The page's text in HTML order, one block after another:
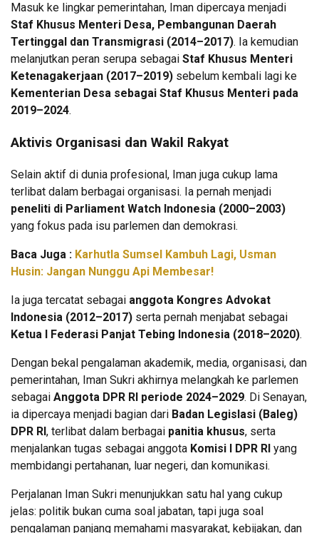
Masuk ke lingkar pemerintahan, Iman dipercaya menjadi
Staf Khusus Menteri Desa, Pembangunan Daerah
Tertinggal dan Transmigrasi (2014–2017). Ia kemudian
melanjutkan peran serupa sebagai Staf Khusus Menteri
Ketenagakerjaan (2017–2019) sebelum kembali lagi ke
Kementerian Desa sebagai Staf Khusus Menteri pada
2019–2024.
Aktivis Organisasi dan Wakil Rakyat
Selain aktif di dunia profesional, Iman juga cukup lama
terlibat dalam berbagai organisasi. Ia pernah menjadi
peneliti di Parliament Watch Indonesia (2000–2003)
yang fokus pada isu parlemen dan demokrasi.
Baca Juga : Karhutla Sumsel Kambuh Lagi, Usman
Husin: Jangan Nunggu Api Membesar!
Ia juga tercatat sebagai anggota Kongres Advokat
Indonesia (2012–2017) serta pernah menjabat sebagai
Ketua I Federasi Panjat Tebing Indonesia (2018–2020).
Dengan bekal pengalaman akademik, media, organisasi, dan
pemerintahan, Iman Sukri akhirnya melangkah ke parlemen
sebagai Anggota DPR RI periode 2024–2029. Di Senayan,
ia dipercaya menjadi bagian dari Badan Legislasi (Baleg)
DPR RI, terlibat dalam berbagai panitia khusus, serta
menjalankan tugas sebagai anggota Komisi I DPR RI yang
membidangi pertahanan, luar negeri, dan komunikasi.
Perjalanan Iman Sukri menunjukkan satu hal yang cukup
jelas: politik bukan cuma soal jabatan, tapi juga soal
pengalaman panjang memahami masyarakat, kebijakan, dan